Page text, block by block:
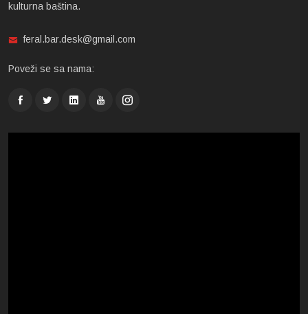
kulturna baština.
feral.bar.desk@gmail.com
Poveži se sa nama: